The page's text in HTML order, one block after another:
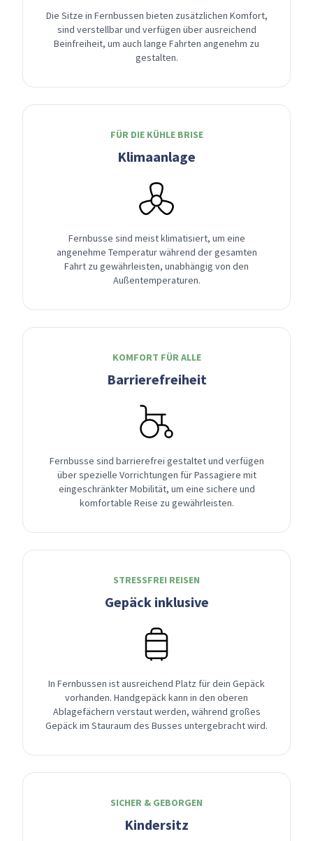
Die Sitze in Fernbussen bieten zusätzlichen Komfort,
sind verstellbar und verfügen über ausreichend
Beinfreiheit, um auch lange Fahrten angenehm zu
gestalten.
FÜR DIE KÜHLE BRISE
Klimaanlage
Fernbusse sind meist klimatisiert, um eine
angenehme Temperatur während der gesamten
Fahrt zu gewährleisten, unabhängig von den
Außentemperaturen.
KOMFORT FÜR ALLE
Barrierefreiheit
Fernbusse sind barrierefrei gestaltet und verfügen
über spezielle Vorrichtungen für Passagiere mit
eingeschränkter Mobilität, um eine sichere und
komfortable Reise zu gewährleisten.
STRESSFREI REISEN
Gepäck inklusive
In Fernbussen ist ausreichend Platz für dein Gepäck
vorhanden. Handgepäck kann in den oberen
Ablagefächern verstaut werden, während großes
Gepäck im Stauraum des Busses untergebracht wird.
SICHER & GEBORGEN
Kindersitz